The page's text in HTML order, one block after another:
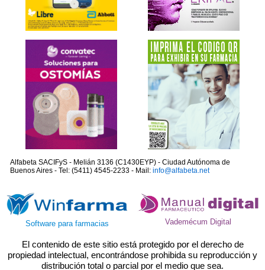
Alfabeta SACIFyS - Melián 3136 (C1430EYP) - Ciudad Autónoma de
Buenos Aires - Tel: (5411) 4545-2233 - Mail: info@alfabeta.net
Software para farmacias Vademécum Digital
El contenido de este sitio está protegido por el derecho de
propiedad intelectual, encontrándose prohibida su reproducción y
distribución total o parcial por el medio que sea.